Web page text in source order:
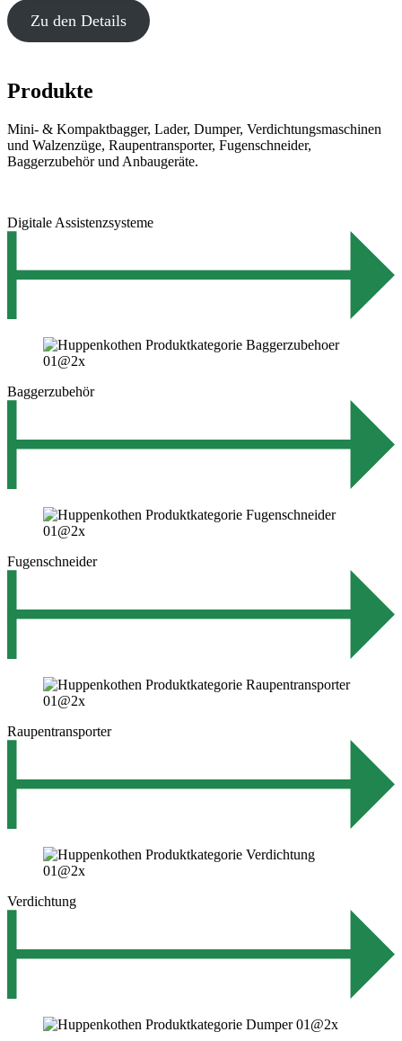
Zu den Details
Produkte
Mini- & Kompaktbagger, Lader, Dumper, Verdichtungsmaschinen
und Walzenzüge, Raupentransporter, Fugenschneider,
Baggerzubehör und Anbaugeräte.
Digitale Assistenzsysteme
Baggerzubehör
Fugenschneider
Raupentransporter
Verdichtung